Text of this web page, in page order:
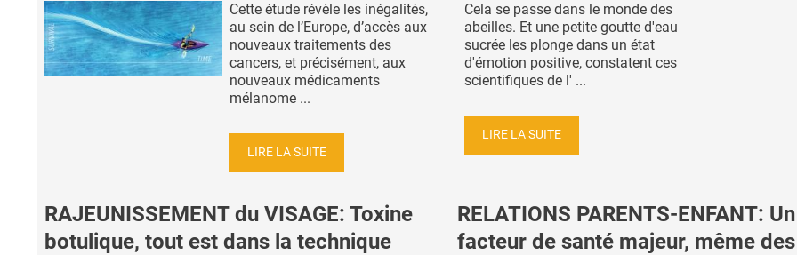
Cette étude révèle les inégalités,
au sein de l’Europe, d’accès aux
nouveaux traitements des
cancers, et précisément, aux
nouveaux médicaments
mélanome ...
LIRE LA SUITE
Cela se passe dans le monde des
abeilles. Et une petite goutte d'eau
sucrée les plonge dans un état
d'émotion positive, constatent ces
scientifiques de l' ...
LIRE LA SUITE
RAJEUNISSEMENT du VISAGE: Toxine
botulique, tout est dans la technique
RELATIONS PARENTS-ENFANT: Un
facteur de santé majeur, même des